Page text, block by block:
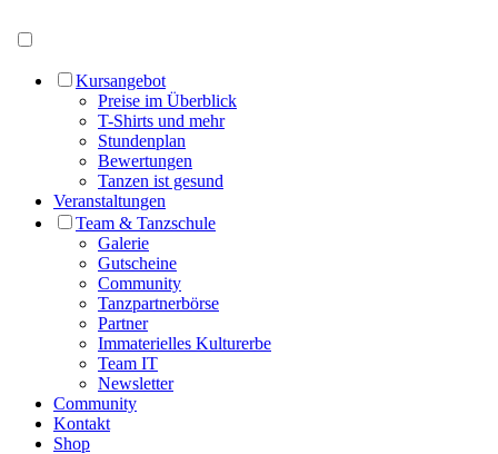
Kursangebot
Preise im Überblick
T-Shirts und mehr
Stundenplan
Bewertungen
Tanzen ist gesund
Veranstaltungen
Team & Tanzschule
Galerie
Gutscheine
Community
Tanzpartnerbörse
Partner
Immaterielles Kulturerbe
Team IT
Newsletter
Community
Kontakt
Shop